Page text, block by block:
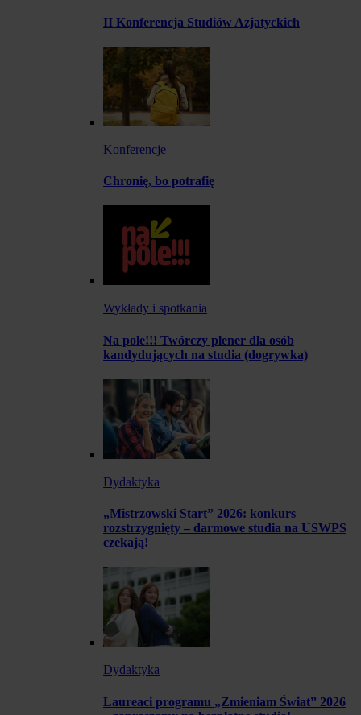
II Konferencja Studiów Azjatyckich
Konferencje
Chronię, bo potrafię
Wykłady i spotkania
Na pole!!! Twórczy plener dla osób
kandydujących na studia (dogrywka)
Dydaktyka
„Mistrzowski Start” 2026: konkurs
rozstrzygnięty – darmowe studia na USWPS
czekają!
Dydaktyka
Laureaci programu „Zmieniam Świat” 2026